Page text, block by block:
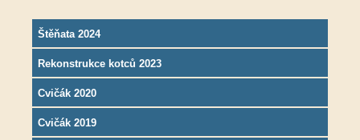
Štěňata 2024
Rekonstrukce kotců 2023
Cvičák 2020
Cvičák 2019